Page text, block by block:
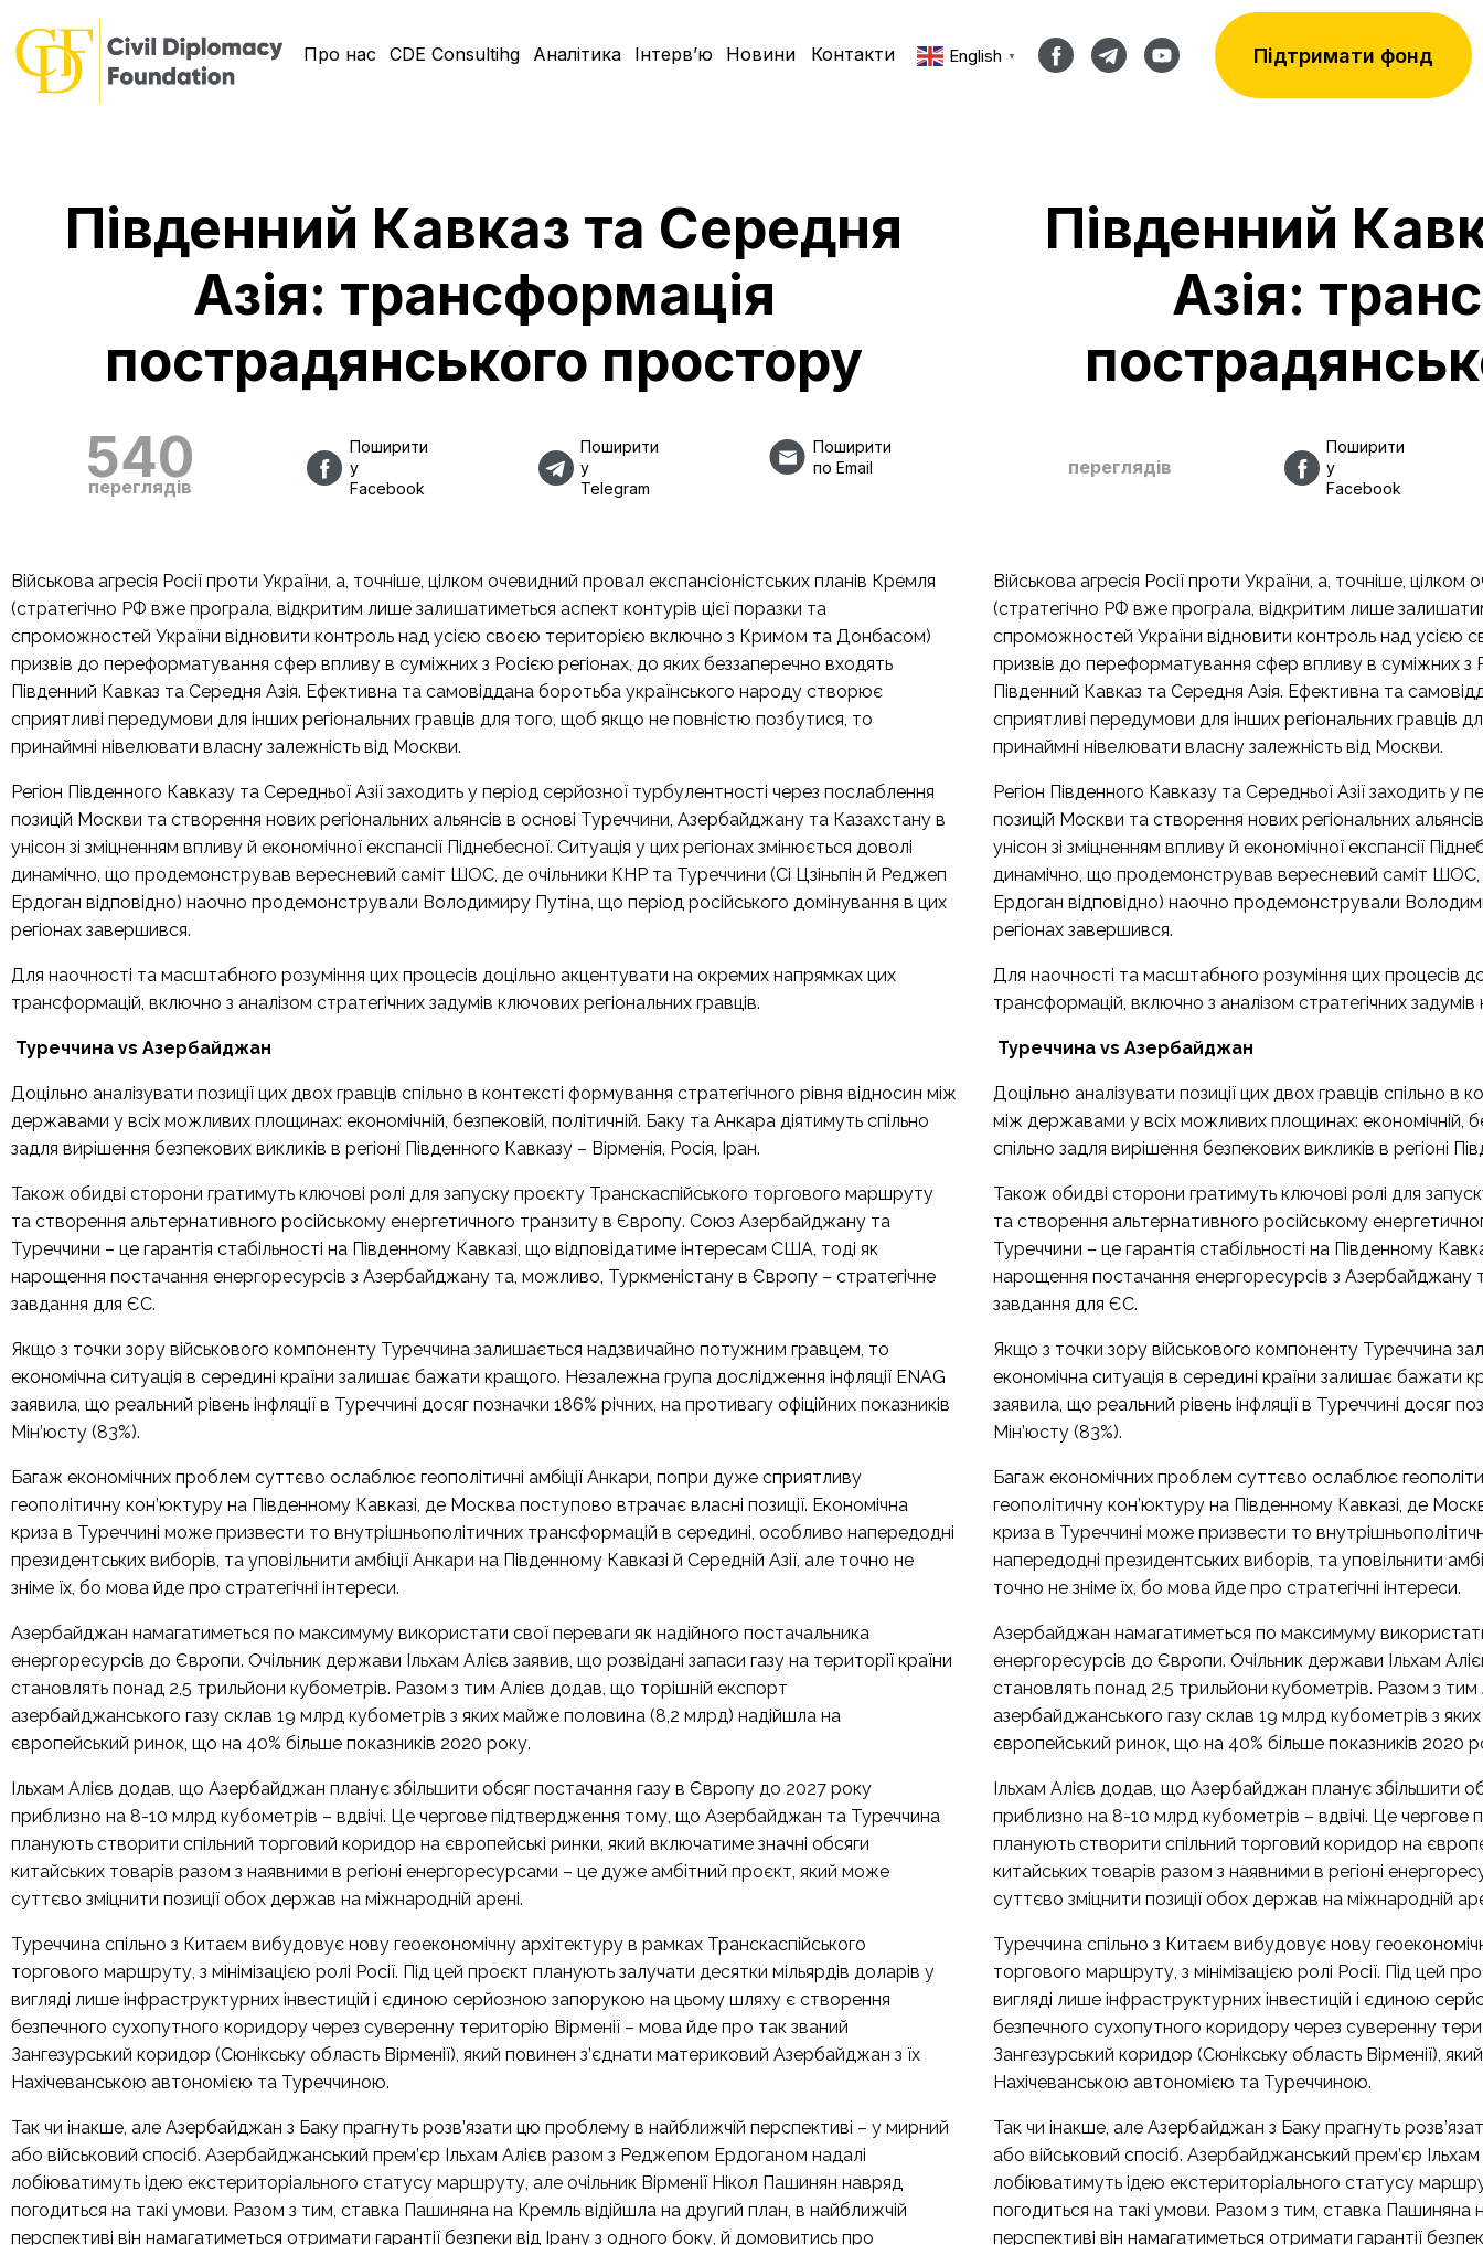
Про нас CDE Consultihg Аналітика Інтерв’ю Новини Контакти English ▼ Підтримати фонд
Південний Кавказ та Середня
Азія: трансформація
пострадянського простору
540
переглядів
Поширити
у
Facebook
Поширити
у
Telegram
Поширити
по Email
Військова агресія Росії проти України, а, точніше, цілком очевидний провал експансіоністських планів Кремля
(стратегічно РФ вже програла, відкритим лише залишатиметься аспект контурів цієї поразки та
спроможностей України відновити контроль над усією своєю територією включно з Кримом та Донбасом)
призвів до переформатування сфер впливу в суміжних з Росією регіонах, до яких беззаперечно входять
Південний Кавказ та Середня Азія. Ефективна та самовіддана боротьба українського народу створює
сприятливі передумови для інших регіональних гравців для того, щоб якщо не повністю позбутися, то
принаймні нівелювати власну залежність від Москви.
Регіон Південного Кавказу та Середньої Азії заходить у період серйозної турбулентності через послаблення
позицій Москви та створення нових регіональних альянсів в основі Туреччини, Азербайджану та Казахстану в
унісон зі зміцненням впливу й економічної експансії Піднебесної. Ситуація у цих регіонах змінюється доволі
динамічно, що продемонстрував вересневий саміт ШОС, де очільники КНР та Туреччини (Сі Цзіньпін й Реджеп
Ердоган відповідно) наочно продемонстрували Володимиру Путіна, що період російського домінування в цих
регіонах завершився.
Для наочності та масштабного розуміння цих процесів доцільно акцентувати на окремих напрямках цих
трансформацій, включно з аналізом стратегічних задумів ключових регіональних гравців.
Туреччина vs Азербайджан
Доцільно аналізувати позиції цих двох гравців спільно в контексті формування стратегічного рівня відносин між
державами у всіх можливих площинах: економічній, безпековій, політичній. Баку та Анкара діятимуть спільно
задля вирішення безпекових викликів в регіоні Південного Кавказу – Вірменія, Росія, Іран.
Також обидві сторони гратимуть ключові ролі для запуску проєкту Транскаспійського торгового маршруту
та створення альтернативного російському енергетичного транзиту в Європу. Союз Азербайджану та
Туреччини – це гарантія стабільності на Південному Кавказі, що відповідатиме інтересам США, тоді як
нарощення постачання енергоресурсів з Азербайджану та, можливо, Туркменістану в Європу – стратегічне
завдання для ЄС.
Якщо з точки зору військового компоненту Туреччина залишається надзвичайно потужним гравцем, то
економічна ситуація в середині країни залишає бажати кращого. Незалежна група дослідження інфляції ENAG
заявила, що реальний рівень інфляції в Туреччині досяг позначки 186% річних, на противагу офіційних показників
Мін’юсту (83%).
Багаж економічних проблем суттєво ослаблює геополітичні амбіції Анкари, попри дуже сприятливу
геополітичну кон’юктуру на Південному Кавказі, де Москва поступово втрачає власні позиції. Економічна
криза в Туреччині може призвести то внутрішньополітичних трансформацій в середині, особливо напередодні
президентських виборів, та уповільнити амбіції Анкари на Південному Кавказі й Середній Азії, але точно не
зніме їх, бо мова йде про стратегічні інтереси.
Азербайджан намагатиметься по максимуму використати свої переваги як надійного постачальника
енергоресурсів до Європи. Очільник держави Ільхам Алієв заявив, що розвідані запаси газу на території країни
становлять понад 2,5 трильйони кубометрів. Разом з тим Алієв додав, що торішній експорт
азербайджанського газу склав 19 млрд кубометрів з яких майже половина (8,2 млрд) надійшла на
європейський ринок, що на 40% більше показників 2020 року.
Ільхам Алієв додав, що Азербайджан планує збільшити обсяг постачання газу в Європу до 2027 року
приблизно на 8-10 млрд кубометрів – вдвічі. Це чергове підтвердження тому, що Азербайджан та Туреччина
планують створити спільний торговий коридор на європейські ринки, який включатиме значні обсяги
китайських товарів разом з наявними в регіоні енергоресурсами – це дуже амбітний проєкт, який може
суттєво зміцнити позиції обох держав на міжнародній арені.
Туреччина спільно з Китаєм вибудовує нову геоекономічну архітектуру в рамках Транскаспійського
торгового маршруту, з мінімізацією ролі Росії. Під цей проєкт планують залучати десятки мільярдів доларів у
вигляді лише інфраструктурних інвестицій і єдиною серйозною запорукою на цьому шляху є створення
безпечного сухопутного коридору через суверенну територію Вірменії – мова йде про так званий
Зангезурський коридор (Сюнікську область Вірменії), який повинен з’єднати материковий Азербайджан з їх
Нахічеванською автономією та Туреччиною.
Так чи інакше, але Азербайджан з Баку прагнуть розв’язати цю проблему в найближчій перспективі – у мирний
або військовий спосіб. Азербайджанський прем’єр Ільхам Алієв разом з Реджепом Ердоганом надалі
лобіюватимуть ідею екстериторіального статусу маршруту, але очільник Вірменії Нікол Пашинян навряд
погодиться на такі умови. Разом з тим, ставка Пашиняна на Кремль відійшла на другий план, в найближчій
перспективі він намагатиметься отримати гарантії безпеки від Ірану з одного боку, й домовитись про
Південний
Азія:
переглядів
Поширити
у
Facebook
Військова агресія Росії проти України, а, точніше,
(стратегічно РФ вже програла, відкритим лише
спроможностей України відновити контроль над
призвів до переформатування сфер впливу в суміжних з
Південний Кавказ та Середня Азія. Ефективна та
сприятливі передумови для інших регіональних гравців
принаймні нівелювати власну залежність від Москви.
Регіон Південного Кавказу та Середньої Азії заходить
позицій Москви та створення нових регіональних
унісон зі зміцненням впливу й економічної експансії
динамічно, що продемонстрував вересневий саміт ШОС,
Ердоган відповідно) наочно продемонстрували
регіонах завершився.
Для наочності та масштабного розуміння цих процесів
трансформацій, включно з аналізом стратегічних задумів
Туреччина vs Азербайджан
Доцільно аналізувати позиції цих двох гравців спільно в
між державами у всіх можливих площинах: економічній,
спільно задля вирішення безпекових викликів в регіоні
Також обидві сторони гратимуть ключові ролі для
та створення альтернативного російському
Туреччини – це гарантія стабільності на Південному
нарощення постачання енергоресурсів з Азербайджану
завдання для ЄС.
Якщо з точки зору військового компоненту Туреччина
економічна ситуація в середині країни залишає бажати
заявила, що реальний рівень інфляції в Туреччині досяг
Мін’юсту (83%).
Багаж економічних проблем суттєво ослаблює
геополітичну кон’юктуру на Південному Кавказі, де
криза в Туреччині може призвести то
напередодні президентських виборів, та уповільнити
точно не зніме їх, бо мова йде про стратегічні інтереси.
Азербайджан намагатиметься по максимуму
енергоресурсів до Європи. Очільник держави Ільхам
становлять понад 2,5 трильйони кубометрів. Разом з
азербайджанського газу склав 19 млрд кубометрів з
європейський ринок, що на 40% більше показників 2020
Ільхам Алієв додав, що Азербайджан планує збільшити
приблизно на 8-10 млрд кубометрів – вдвічі. Це
планують створити спільний торговий коридор на
китайських товарів разом з наявними в регіоні
суттєво зміцнити позиції обох держав на міжнародній
Туреччина спільно з Китаєм вибудовує нову
торгового маршруту, з мінімізацією ролі Росії. Під цей
вигляді лише інфраструктурних інвестицій і єдиною
безпечного сухопутного коридору через суверенну
Зангезурський коридор (Сюнікську область Вірменії),
Нахічеванською автономією та Туреччиною.
Так чи інакше, але Азербайджан з Баку прагнуть
або військовий спосіб. Азербайджанський прем’єр
лобіюватимуть ідею екстериторіального статусу
погодиться на такі умови. Разом з тим, ставка Пашиняна
перспективі він намагатиметься отримати гарантії